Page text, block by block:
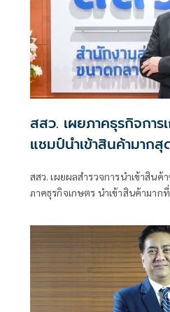
สสว. เผยภาคธุรกิจกา
แชมป์นำเข้าสินค้ามากสุ
สสว. เผยผลสำรวจการนำเข้าสินค้
ภาคธุรกิจเกษตร นำเข้าสินค้ามา
น้ำยาทำความสะอาด และกลุ่มสิน
นำเข้าหลักมาจาก จีน ญี่ปุ่น อเมริก
ฯลฯ โดยนำเข้าผ่านแพลตฟอร์ม
สำคัญอยู่ที่ราคาขนส่งและความล่
การ SME จึงต้องการให้ภาครัฐแล
พัฒนาสินค้าในประเทศให้ได้คุณ